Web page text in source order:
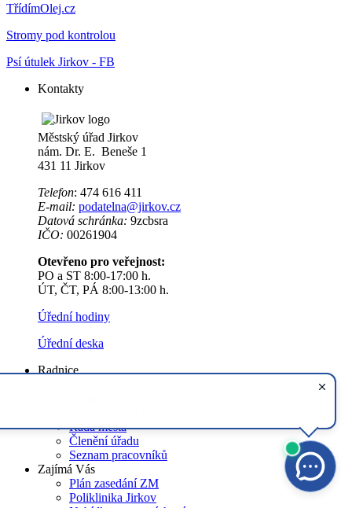
TřídímOlej.cz
Stromy pod kontrolou
Psí útulek Jirkov - FB
Kontakty
Městský úřad Jirkov
nám. Dr. E. Beneše 1
431 11 Jirkov
Telefon: 474 616 411
E-mail: podatelna@jirkov.cz
Datová schránka: 9zcbsra
IČO: 00261904
Otevřeno pro veřejnost:
PO a ST 8:00-17:00 h.
ÚT, ČT, PÁ 8:00-13:00 h.
Úřední hodiny
Úřední deska
Radnice
Rada města
Členění úřadu
Seznam pracovníků
Zajímá Vás
Plán zasedání ZM
Poliklinika Jirkov